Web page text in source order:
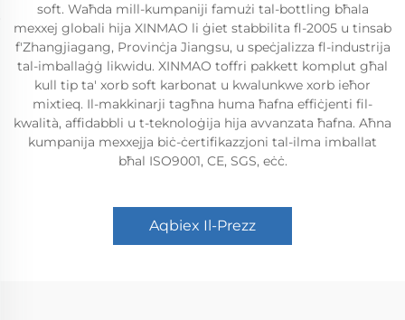
soft. Waħda mill-kumpaniji famużi tal-bottling bħala
mexxej globali hija XINMAO li ġiet stabbilita fl-2005 u tinsab
f'Zhangjiagang, Provinċja Jiangsu, u speċjalizza fl-industrija
tal-imballaġġ likwidu. XINMAO toffri pakkett komplut għal
kull tip ta' xorb soft karbonat u kwalunkwe xorb ieħor
mixtieq. Il-makkinarji tagħna huma ħafna effiċjenti fil-
kwalità, affidabbli u t-teknoloġija hija avvanzata ħafna. Aħna
kumpanija mexxejja biċ-ċertifikazzjoni tal-ilma imballat
bħal ISO9001, CE, SGS, eċċ.
Aqbiex Il-Prezz